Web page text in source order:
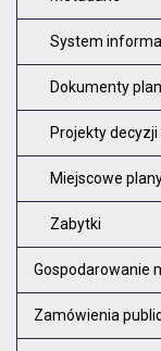
System
Dokumenty
Projekty
Miejscowe
Zabytki
Gospodarowanie
Zamówienia